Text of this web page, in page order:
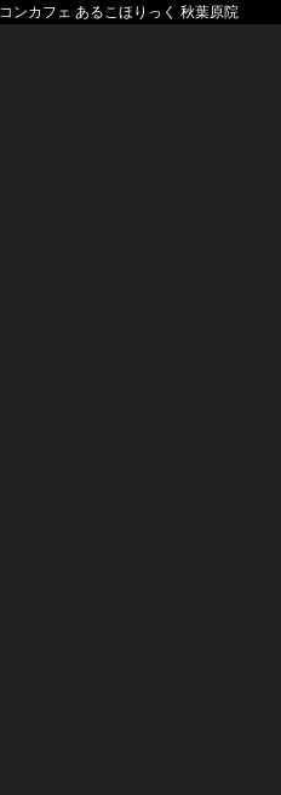
コンカフェ あるこほりっく 秋葉原院